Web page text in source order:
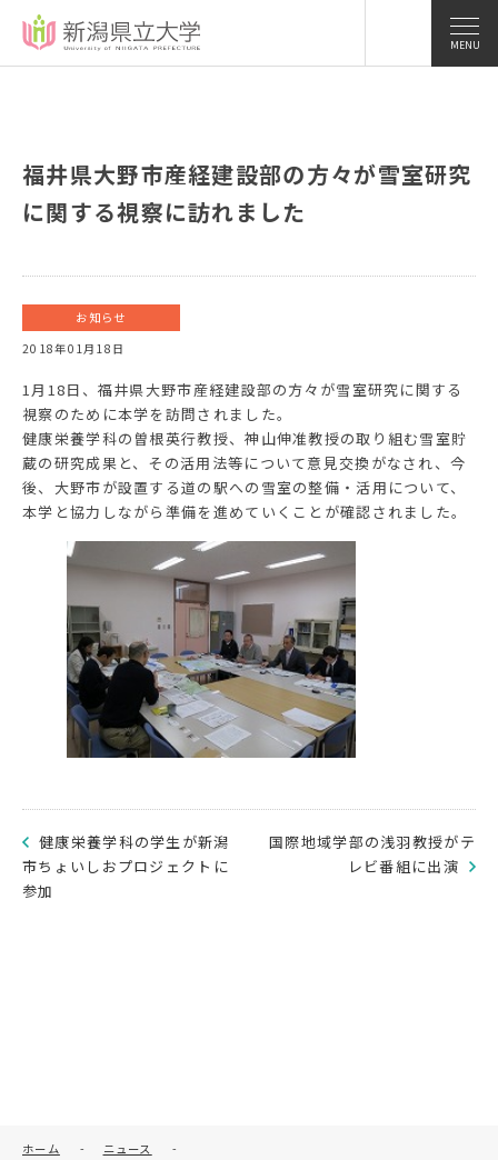
MENU
福井県大野市産経建設部の方々が雪室研究
に関する視察に訪れました
お知らせ
2018年01月18日
1月18日、福井県大野市産経建設部の方々が雪室研究に関する
視察のために本学を訪問されました。
健康栄養学科の曽根英行教授、神山伸准教授の取り組む雪室貯
蔵の研究成果と、その活用法等について意見交換がなされ、今
後、大野市が設置する道の駅への雪室の整備・活用について、
本学と協力しながら準備を進めていくことが確認されました。
健康栄養学科の学生が新潟
市ちょいしおプロジェクトに
参加
国際地域学部の浅羽教授がテ
レビ番組に出演
ホーム - ニュース
-